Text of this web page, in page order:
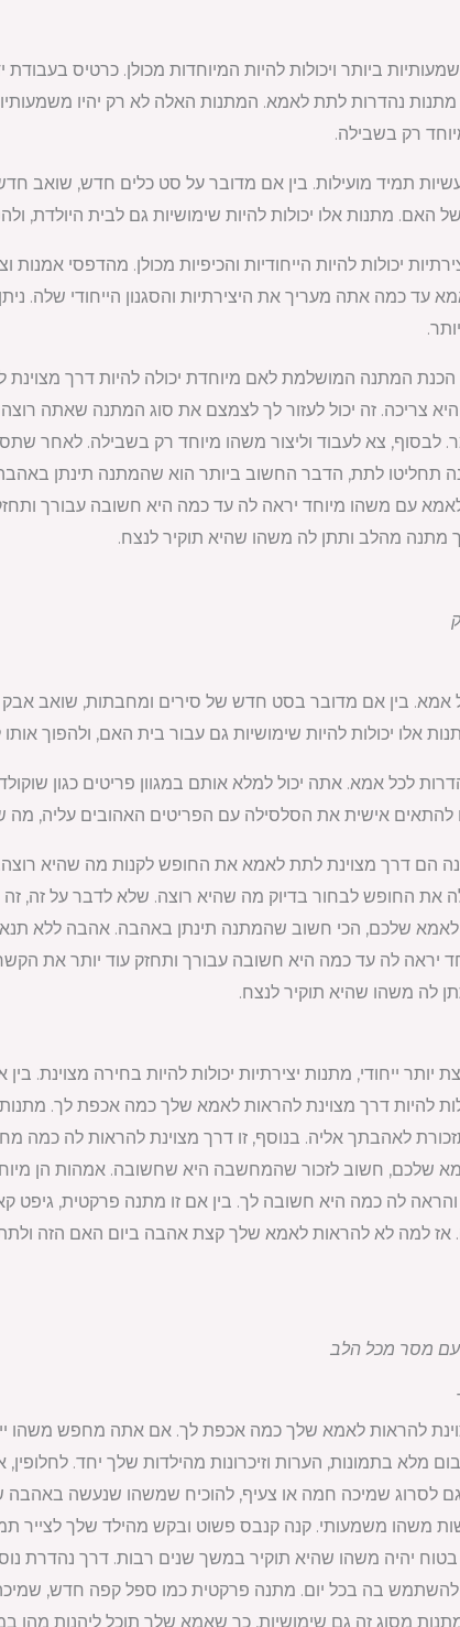
ביותר ויכולות להיות המיוחדות מכולן. כרטיס
מתנות נהדרות לתת לאמא. המתנות האלה לא רק יהיו
רק בשבילה.
תמיד מועילות. בין אם מדובר על סט כלים חדש, שואב
האם. מתנות אלו יכולות להיות שימושיות גם לבית היולדת,
יכולות להיות הייחודיות והכיפיות מכולן. מהדפסי
עד כמה אתה מעריך את היצירתיות והסגנון הייחודי שלה.
הכנת המתנה המושלמת לאם מיוחדת יכולה להיות דרך
צריכה. זה יכול לעזור לך לצמצם את סוג המתנה שאתה
לבסוף, צא לעבוד וליצור משהו מיוחד רק בשבילה. לאחר
תחליטו לתת, הדבר החשוב ביותר הוא שהמתנה תינתן
עם משהו מיוחד יראה לה עד כמה היא חשובה עבורך
מהלב ותתן לה משהו שהיא תוקיר לנצח.
אמא. בין אם מדובר בסט חדש של סירים ומחבתות, שואב אבק
אלו יכולות להיות שימושיות גם עבור בית האם, ולהפוך אותו
לכל אמא. אתה יכול למלא אותם במגוון פריטים כגון
אישית את הסלסילה עם הפריטים האהובים עליה, מה
הם דרך מצוינת לתת לאמא את החופש לקנות מה שהיא רוצה.
את החופש לבחור בדיוק מה שהיא רוצה. שלא לדבר על
שלכם, הכי חשוב שהמתנה תינתן באהבה. אהבה ללא
יראה לה עד כמה היא חשובה עבורך ותחזק עוד יותר את
לה משהו שהיא תוקיר לנצח.
ייחודי, מתנות יצירתיות יכולות להיות בחירה מצוינת.
להיות דרך מצוינת להראות לאמא שלך כמה אכפת לך. מתנות
לאהבתך אליה. בנוסף, זו דרך מצוינת להראות לה
שלכם, חשוב לזכור שהמחשבה היא שחשובה. אמהות הן
לה כמה היא חשובה לך. בין אם זו מתנה פרקטית, גיפט
למה לא להראות לאמא שלך קצת אהבה ביום האם הזה ולתת
עם מסר מכל הלב
להראות לאמא שלך כמה אכפת לך. אם אתה מחפש
מלא בתמונות, הערות וזיכרונות מהילדות שלך יחד.
לסרוג שמיכה חמה או צעיף, להוכיח שמשהו שנעשה באהבה
משהו משמעותי. קנה קנבס פשוט ובקש מהילד שלך לצייר
יהיה משהו שהיא תוקיר במשך שנים רבות. דרך נהדרת
בה בכל יום. מתנה פרקטית כמו ספל קפה חדש, שמיכה
מסוג זה גם שימושיות, כך שאמא שלך תוכל ליהנות מהן